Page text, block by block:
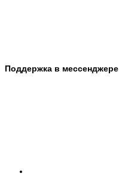
Поддержка в мессенджере